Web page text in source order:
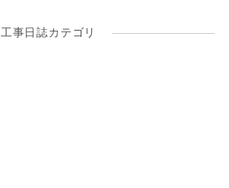
工事日誌カテゴリ